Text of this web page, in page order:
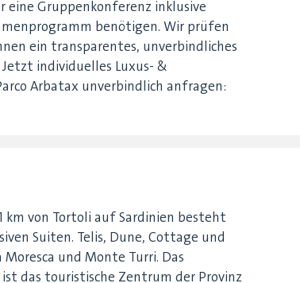
eine Gruppenkonferenz inklusive
benötigen. Wir prüfen
ein transparentes, unverbindliches
individuelles Luxus- &
Arbatax unverbindlich anfragen:
km von Tortoli auf Sardinien besteht
Suiten. Telis, Dune, Cottage und
Moresca und Monte Turri. Das
das touristische Zentrum der Provinz